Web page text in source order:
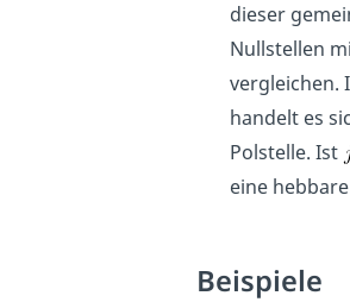
dieser
Nullstellen
vergleichen.
handelt es
Polstelle. Ist
eine
Beispiele